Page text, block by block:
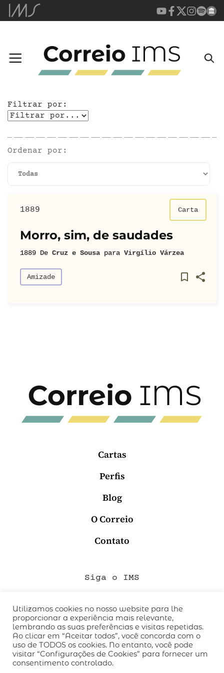
Filtrar por:
Ordenar por:
1889 Carta
Morro, sim, de saudades
1889 De Cruz e Sousa para Virgílio Várzea
Amizade
Cartas
Perfis
Blog
O Correio
Contato
Siga o IMS
QUEM SOMOS
CÓDIGO DE CONDUTA
POLÍTICA DE PRIVACIDADE
TERMOS DE USO
Utilizamos cookies no nosso website para lhe
proporcionar a experiência mais relevante,
lembrando as suas preferências e visitas repetidas.
Ao clicar em “Aceitar todos”, você concorda com o
uso de TODOS os cookies. No entanto, você pode
visitar “Configurações de Cookies” para fornecer um
consentimento controlado.